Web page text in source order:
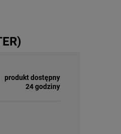
produkt dostępny
24 godziny